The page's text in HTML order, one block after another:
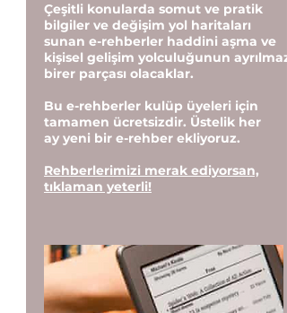
Çeşitli konularda somut ve pratik
bilgiler ve değişim yol haritaları
sunan e-rehberler haddini aşma ve
kişisel gelişim yolculuğunun ayrılmaz
birer parçası olacaklar.
Bu e-rehberler kulüp üyeleri için
tamamen ücretsizdir. Üstelik her
ay yeni bir e-rehber ekliyoruz.
Rehberlerimizi merak ediyorsan,
tıklaman yeterli!